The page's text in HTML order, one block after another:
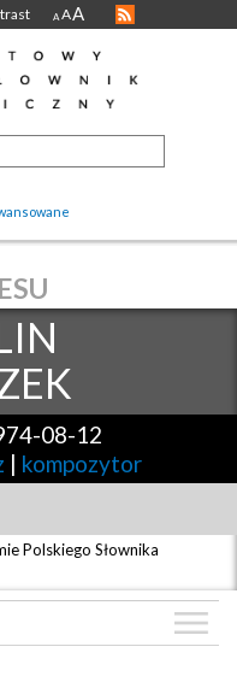
A AA
08-12
| kompozytor
Polskiego Słownika